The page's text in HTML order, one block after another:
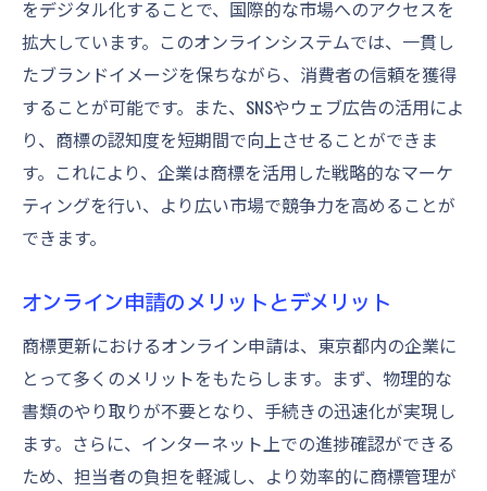
をデジタル化することで、国際的な市場へのアクセスを
拡大しています。このオンラインシステムでは、一貫し
たブランドイメージを保ちながら、消費者の信頼を獲得
することが可能です。また、SNSやウェブ広告の活用によ
り、商標の認知度を短期間で向上させることができま
す。これにより、企業は商標を活用した戦略的なマーケ
ティングを行い、より広い市場で競争力を高めることが
できます。
オンライン申請のメリットとデメリット
商標更新におけるオンライン申請は、東京都内の企業に
とって多くのメリットをもたらします。まず、物理的な
書類のやり取りが不要となり、手続きの迅速化が実現し
ます。さらに、インターネット上での進捗確認ができる
ため、担当者の負担を軽減し、より効率的に商標管理が